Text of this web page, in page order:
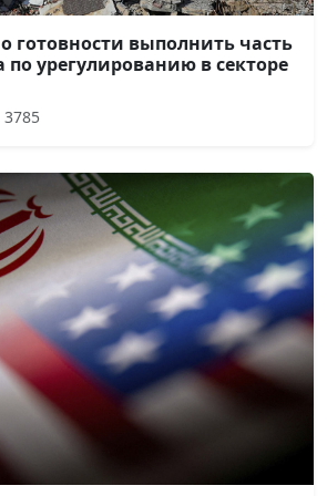
готовности выполнить часть
урегулированию в секторе
3785